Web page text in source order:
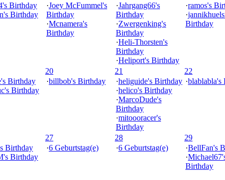
Birthday
Birthday
·Joey McFummel's
Birthday
·Mcnamera's
Birthday
·Jahrgang66's
Birthday
·Zwergenking's
Birthday
·Heli-Thorsten's
Birthday
·Heliport's Birthday
·ramos's
·
Birthday
Birthday
Birthday
20
·billbob's Birthday
21
·heliguide's Birthday
·helico's Birthday
·MarcoDude's
Birthday
·mitoooracer's
Birthday
22
·blablabla's
Birthday
Birthday
27
·6 Geburtstag(e)
28
·6 Geburtstag(e)
29
·BellFan's
·
Birthday